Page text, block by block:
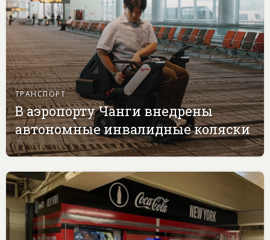
ТРАНСПОРТ
В аэропорту Чанги внедрены
автономные инвалидные коляски